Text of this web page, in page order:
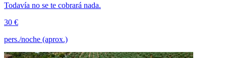
Todavía no se te cobrará nada.
30 €
pers./noche (aprox.)